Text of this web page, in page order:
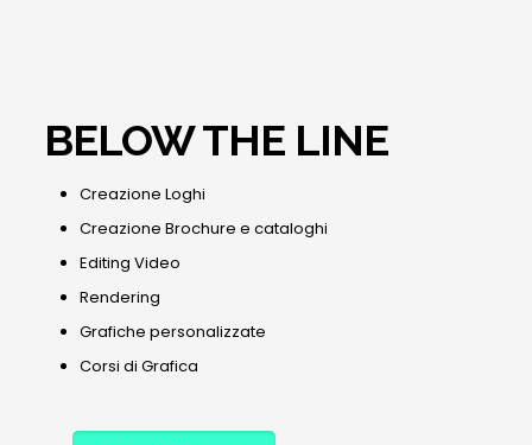
BELOW THE LINE
Creazione Loghi
Creazione Brochure e cataloghi
Editing Video
Rendering
Grafiche personalizzate
Corsi di Grafica